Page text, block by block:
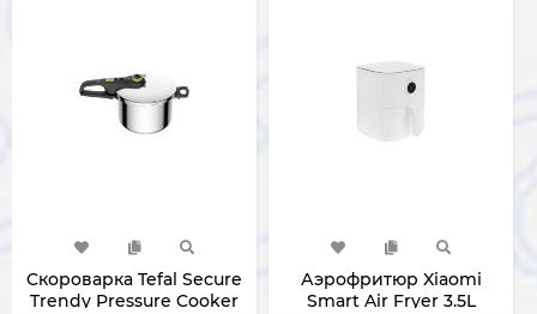
Cкороварка Tefal Secure
Trendy Pressure Cooker
Аэрофритюр Xiaomi
Smart Air Fryer 3.5L